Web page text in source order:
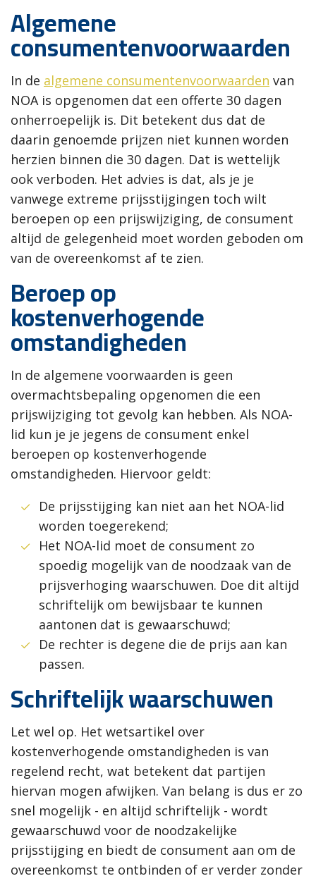
Algemene
consumentenvoorwaarden
In de algemene consumentenvoorwaarden van
NOA is opgenomen dat een offerte 30 dagen
onherroepelijk is. Dit betekent dus dat de
daarin genoemde prijzen niet kunnen worden
herzien binnen die 30 dagen. Dat is wettelijk
ook verboden. Het advies is dat, als je je
vanwege extreme prijsstijgingen toch wilt
beroepen op een prijswijziging, de consument
altijd de gelegenheid moet worden geboden om
van de overeenkomst af te zien.
Beroep op
kostenverhogende
omstandigheden
In de algemene voorwaarden is geen
overmachtsbepaling opgenomen die een
prijswijziging tot gevolg kan hebben. Als NOA-
lid kun je je jegens de consument enkel
beroepen op kostenverhogende
omstandigheden. Hiervoor geldt:
De prijsstijging kan niet aan het NOA-lid
worden toegerekend;
Het NOA-lid moet de consument zo
spoedig mogelijk van de noodzaak van de
prijsverhoging waarschuwen. Doe dit altijd
schriftelijk om bewijsbaar te kunnen
aantonen dat is gewaarschuwd;
De rechter is degene die de prijs aan kan
passen.
Schriftelijk waarschuwen
Let wel op. Het wetsartikel over
kostenverhogende omstandigheden is van
regelend recht, wat betekent dat partijen
hiervan mogen afwijken. Van belang is dus er zo
snel mogelijk - en altijd schriftelijk - wordt
gewaarschuwd voor de noodzakelijke
prijsstijging en biedt de consument aan om de
overeenkomst te ontbinden of er verder zonder